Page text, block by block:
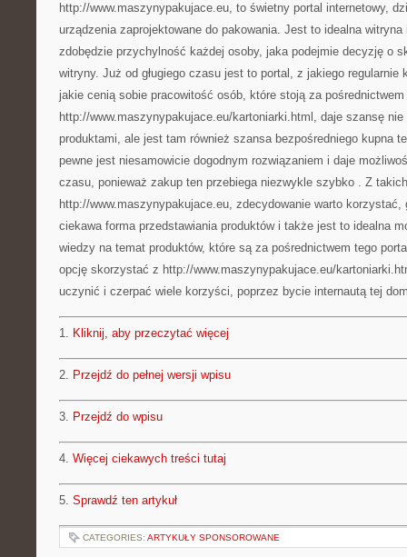
http://www.maszynypakujace.eu, to świetny portal internetowy,
urządzenia zaprojektowane do pakowania. Jest to idealna
zdobędzie przychylność każdej osoby, jaka podejmie decyzję o
witryny. Już od gługiego czasu jest to portal, z jakiego regularnie
jakie cenią sobie pracowitość osób, które stoją za
http://www.maszynypakujace.eu/kartoniarki.html, daje szansę
produktami, ale jest tam również szansa bezpośredniego kupna
pewne jest niesamowicie dogodnym rozwiązaniem i daje
czasu, ponieważ zakup ten przebiega niezwykle szybko . Z
http://www.maszynypakujace.eu, zdecydowanie warto
ciekawa forma przedstawiania produktów i także jest to idealna
wiedzy na temat produktów, które są za pośrednictwem tego
opcję skorzystać z http://www.maszynypakujace.eu/
uczynić i czerpać wiele korzyści, poprzez bycie internautą tej
1. Kliknij, aby przeczytać więcej
2. Przejdź do pełnej wersji wpisu
3. Przejdź do wpisu
4. Więcej ciekawych treści tutaj
5. Sprawdź ten artykuł
CATEGORIES: ARTYKUŁY SPONSOROWANE